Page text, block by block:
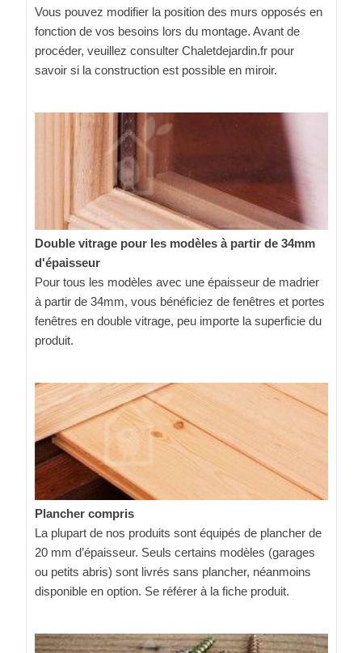
Vous pouvez modifier la position des murs opposés en
fonction de vos besoins lors du montage. Avant de
procéder, veuillez consulter Chaletdejardin.fr pour
savoir si la construction est possible en miroir.
Double vitrage pour les modèles à partir de 34mm
d'épaisseur
Pour tous les modèles avec une épaisseur de madrier
à partir de 34mm, vous bénéficiez de fenêtres et portes
fenêtres en double vitrage, peu importe la superficie du
produit.
Plancher compris
La plupart de nos produits sont équipés de plancher de
20 mm d’épaisseur. Seuls certains modèles (garages
ou petits abris) sont livrés sans plancher, néanmoins
disponible en option. Se référer à la fiche produit.